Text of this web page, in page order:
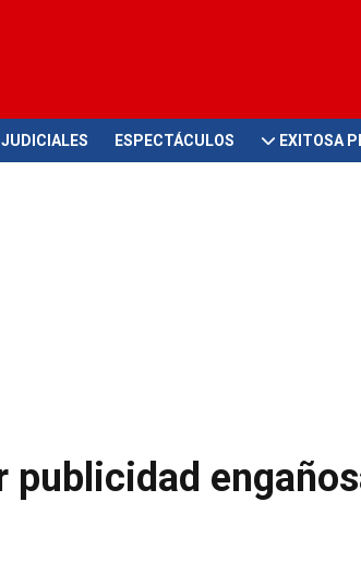
JUDICIALES ESPECTÁCULOS EXITOSA